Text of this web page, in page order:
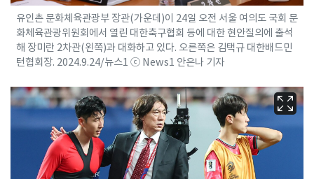
유인촌 문화체육관광부 장관(가운데)이 24일 오전 서울 여의도 국회 문
화체육관광위원회에서 열린 대한축구협회 등에 대한 현안질의에 출석
해 장미란 2차관(왼쪽)과 대화하고 있다. 오른쪽은 김택규 대한배드민
턴협회장. 2024.9.24/뉴스1 ⓒ News1 안은나 기자